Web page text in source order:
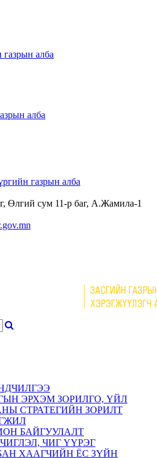
алба
алба
газрын алба
Өлгий сум 11-р баг, А.Жамила-1
ЭРХЭМ ЗОРИЛГО, ҮЙЛ
СТРАТЕГИЙН ЗОРИЛТ
БАЙГУУЛАЛТ
ЧИГ ҮҮРЭГ
ХААГЧИЙН ЁС ЗҮЙН